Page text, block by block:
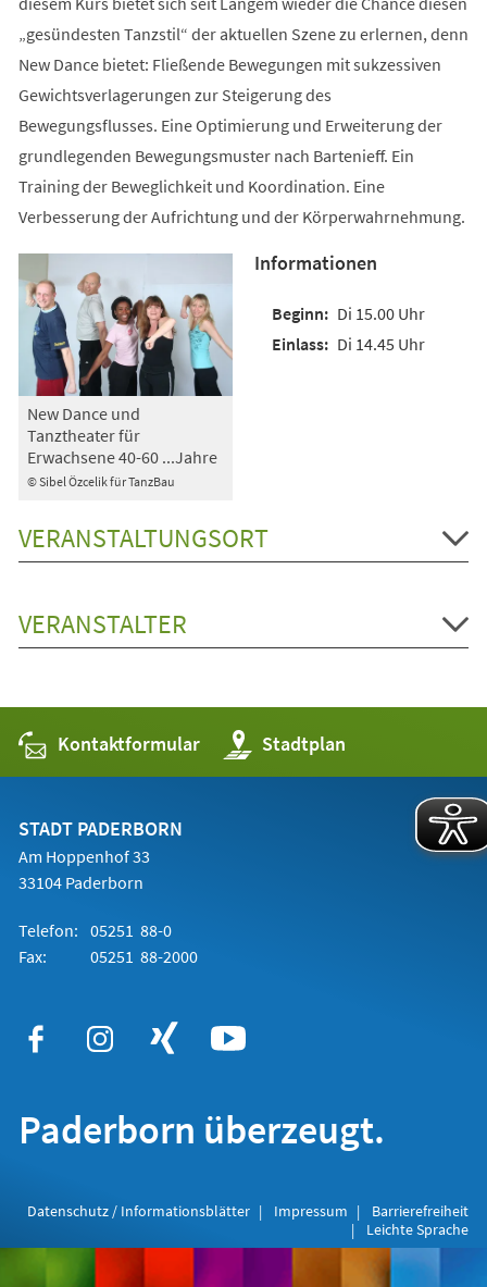
„gesündesten Tanzstil“ der aktuellen Szene zu erlernen, denn
New Dance bietet: Fließende Bewegungen mit sukzessiven
Gewichtsverlagerungen zur Steigerung des
Bewegungsflusses. Eine Optimierung und Erweiterung der
grundlegenden Bewegungsmuster nach Bartenieff. Ein
Training der Beweglichkeit und Koordination. Eine
Verbesserung der Aufrichtung und der Körperwahrnehmung.
© Sibel Özcelik für TanzBau
New Dance und
Tanztheater für
Erwachsene 40-60 ...Jahre
Informationen
Di 15.00 Uhr
Di 14.45 Uhr
VERANSTALTUNGSORT
VERANSTALTER
Kontaktformular Stadtplan
(Öffnet
in
einem
STADT PADERBORN
Am Hoppenhof 33
33104 Paderborn
Telefon: 05251 88-0
Fax:
05251 88-2000
Paderborn überzeugt.
Datenschutz / Informationsblätter Impressum
Barrierefreiheit
Leichte Sprache